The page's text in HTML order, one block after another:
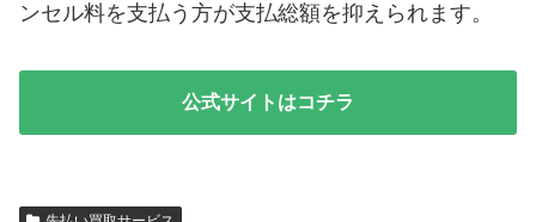
ンセル料を支払う方が支払総額を抑えられます。
公式サイトはコチラ